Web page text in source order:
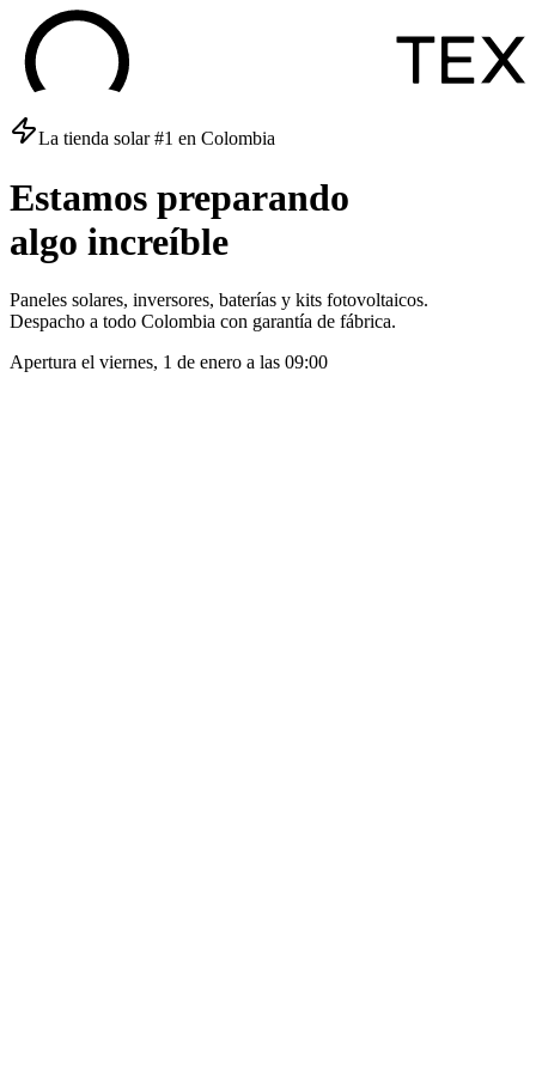
La tienda solar #1 en Colombia
Estamos preparando
algo increíble
Paneles solares, inversores, baterías y kits fotovoltaicos.
Despacho a todo Colombia con garantía de fábrica.
Apertura el viernes, 1 de enero a las 09:00